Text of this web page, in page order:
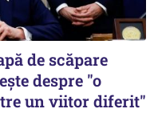
de scăpare
despre "o
un viitor diferit"